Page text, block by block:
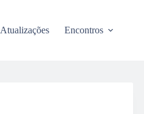
Atualizações Encontros